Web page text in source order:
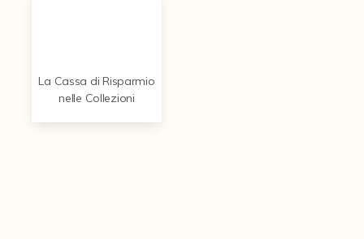
La Cassa di Risparmio
nelle Collezioni